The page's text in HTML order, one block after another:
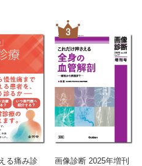
る痛み診
3
画像診断 2025年増刊